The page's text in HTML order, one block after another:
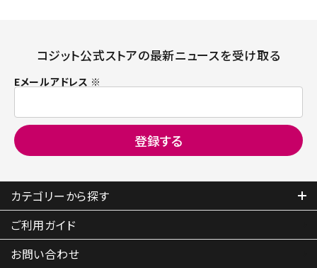
コジット公式ストアの最新ニュースを受け取る
Eメールアドレス ※
カテゴリーから探す
ご利用ガイド
お問い合わせ